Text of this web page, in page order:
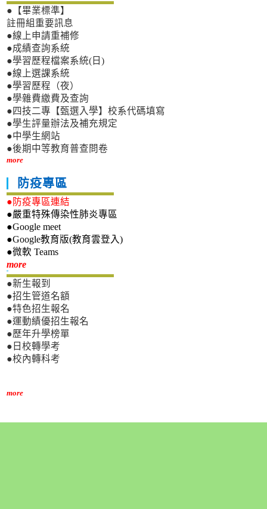
●【畢業標準】
註冊組重要訊息
●線上申請重補修
●成績查詢系統
●學習歷程檔案系統(日)
●線上選課系統
●學習歷程（夜）
●學雜費繳費及查詢
●四技二專【甄選入學】校系代碼填寫
●學生評量辦法及補充規定
●中學生網站
●後期中等教育普查問卷
more
防疫專區
●防疫專區連結
●嚴重特殊傳染性肺炎專區
●Google meet
●Google教育版(教育雲登入)
●微軟 Teams
more新生專區
●新生報到
●招生管道名額
●特色招生報名
●運動績優招生報名
●歷年升學榜單
●日校轉學考
●校內轉科考
more